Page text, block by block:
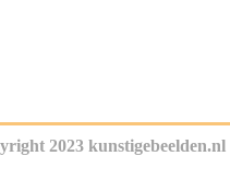
2023 kunstigebeelden.nl